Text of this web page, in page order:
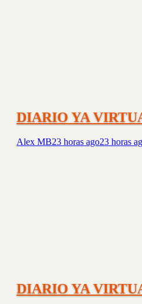
DIARIO YA
Alex MB23 horas ago23 horas
DIARIO YA